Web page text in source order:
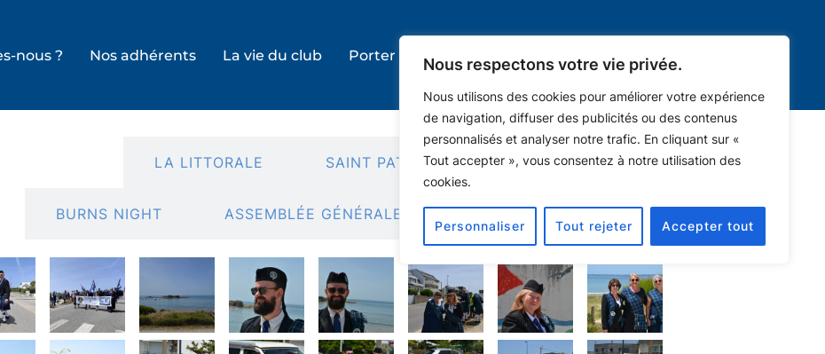
Nous respectons votre vie privée.
Nous utilisons des cookies pour améliorer votre expérience
de navigation, diffuser des publicités ou des contenus
personnalisés et analyser notre trafic. En cliquant sur «
Tout accepter », vous consentez à notre utilisation des
cookies.
Personnaliser Tout rejeter Accepter tout
nous ? Nos adhérents La vie du club Porter le kilt Nous contacter
LA LITTORALE SAINT PATRICK DONC DU SANG
BURNS NIGHT ASSEMBLÉE GÉNÉRALE